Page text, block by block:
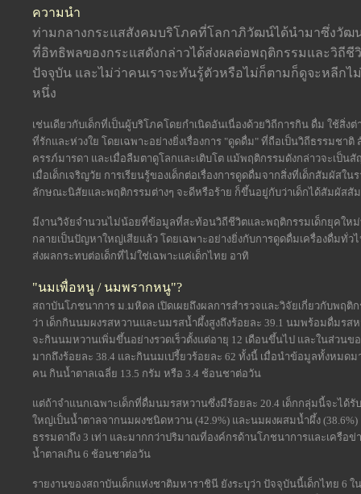
ความนำ
ท่ามกลางกระแสสังคมบริโภคที่โลกาภิวัฒน์ได้นำมาซึ่งวั
ที่อิทธิพลของกระแสดังกล่าวได้ส่งผลต่อพฤติกรรมและวิถีชี
ปัจจุบัน และไม่ว่าคนเราจะทันรู้ตัวหรือไม่ก็ตามก็ดูจะหลีกไ
หนึ่ง
เช่นเดียวกับเด็กที่เป็นผู้บริโภคโดยกำเนิดอันเนื่องด้วยวิถีการกิน ดื่ม ใช้สิ่
ที่รักและห่วงใย โดยเฉพาะอย่างยิ่งเรื่องการ "ดูดดื่ม" ที่ถือเป็นวิถีธรรมช
ครรภ์มารดา และเมื่อลืมตาดูโลกและเติบโต แม้พฤติกรรมดังกล่าวจะเป็
เมื่อเด็กเจริญวัย การเรียนรู้ของเด็กต่อเรื่องการดูดดื่มจากสิ่งที่เด็กสัมผัส
ลักษณะนิสัยและพฤติกรรมต่างๆ จะดีหรือร้าย ก็ขึ้นอยู่กับว่าเด็กได้สัมผัสสัม
มีงานวิจัยจำนวนไม่น้อยที่ข้อมูลที่สะท้อนวิถีชีวิตและพฤติกรรมเด็กยุคใหม่
กลายเป็นปัญหาใหญ่เสียแล้ว โดยเฉพาะอย่างยิ่งกับการดูดดื่มเครื่องดื่มทั่
ส่งผลกระทบต่อเด็กที่ไม่ใช่เฉพาะแค่เด็กไทย อาทิ
"นมเพื่อหนู / นมพรากหนู"?
สถาบันโภชนาการ ม.มหิดล เปิดเผยถึงผลการสำรวจและวิจัยเกี่ยวกับพฤติ
ว่า เด็กกินนมผงรสหวานและนมรสน้ำผึ้งสูงถึงร้อยละ 39.1 นมพร้อมดื่มรสห
จะกินนมหวานเพิ่มขึ้นอย่างรวดเร็วตั้งแต่อายุ 12 เดือนขึ้นไป และในส่วน
มากถึงร้อยละ 38.4 และกินนมเปรี้ยวร้อยละ 62 ทั้งนี้ เมื่อนำข้อมูลทั้งหมด
คน กินน้ำตาลเฉลี่ย 13.5 กรัม หรือ 3.4 ช้อนชาต่อวัน
แต่ถ้าจำแนกเฉพาะเด็กที่ดื่มนมรสหวานซึ่งมีร้อยละ 20.4 เด็กกลุ่มนี้จะได้
ใหญ่เป็นน้ำตาลจากนมผงชนิดหวาน (42.9%) และนมผงผสมน้ำผึ้ง
ธรรมดาถึง 3 เท่า และมากกว่าปริมาณที่องค์กรด้านโภชนาการและเครือ
น้ำตาลเกิน 6 ช้อนชาต่อวัน
รายงานของสถาบันเด็กแห่งชาติมหาราชินี ยังระบุว่า ปัจจุบันนี้เด็กไทย 6